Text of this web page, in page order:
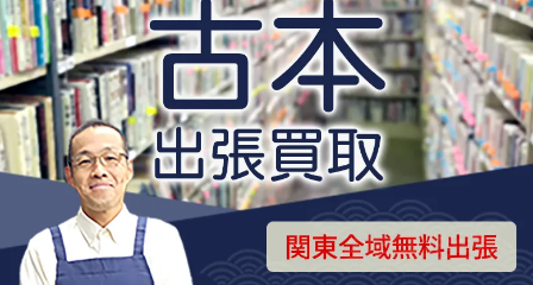
ッ
プ